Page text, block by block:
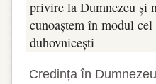
privire la Dumnezeu și
cunoaștem în modul
duhovnicești
Credința în